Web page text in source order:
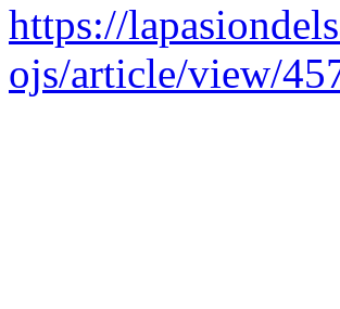
https://
ojs/article/view/